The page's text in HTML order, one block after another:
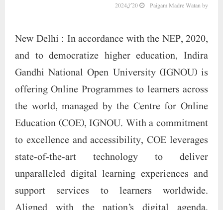
by
Paigam Madre Watan 20 مئی 2024
New Delhi : In accordance with the NEP, 2020,
and to democratize higher education, Indira
Gandhi National Open University (IGNOU) is
offering Online Programmes to learners across
the world, managed by the Centre for Online
Education (COE), IGNOU. With a commitment
to excellence and accessibility, COE leverages
state-of-the-art technology to deliver
unparalleled digital learning experiences and
support services to learners worldwide.